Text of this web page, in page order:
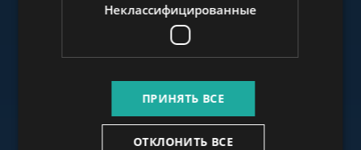
www.budapestoffices.net
www.budapestpropertysellers.com
Неклассифицированные
ПРИНЯТЬ ВСЕ
ОТКЛОНИТЬ ВСЕ